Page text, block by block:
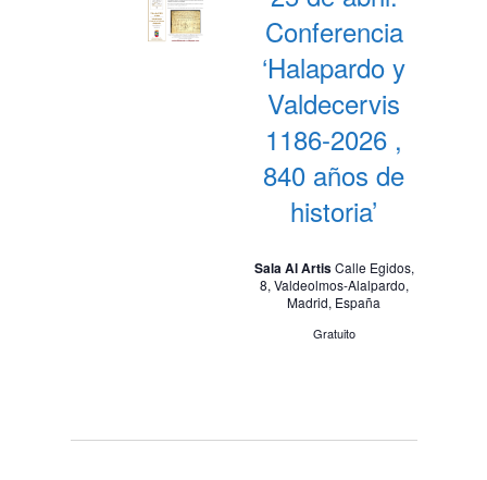
Conferencia
‘Halapardo y
Valdecervis
1186-2026 ,
840 años de
historia’
Sala Al ArtisCalle Egidos,
8, Valdeolmos-Alalpardo,
Madrid, España
Gratuito